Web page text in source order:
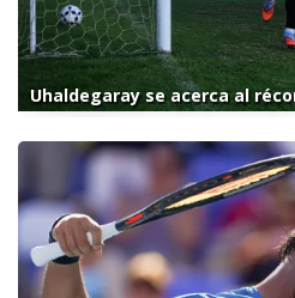
Uhaldegaray se acerca al